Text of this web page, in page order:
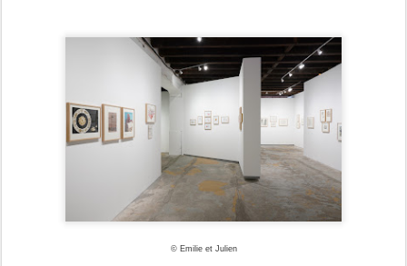
© Emilie et Julien